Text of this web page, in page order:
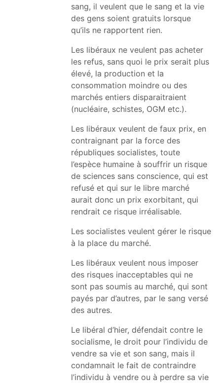
sang, il veulent que le sang et la vie
des gens soient gratuits lorsque
qu’ils ne rapportent rien.
Les libéraux ne veulent pas acheter
les refus, sans quoi le prix serait plus
élevé, la production et la
consommation moindre ou des
marchés entiers disparaitraient
(nucléaire, schistes, OGM etc.).
Les libéraux veulent de faux prix, en
contraignant par la force des
républiques socialistes, toute
l’espèce humaine à souffrir un risque
de sciences sans conscience, qui est
refusé et qui sur le libre marché
aurait donc un prix exorbitant, qui
rendrait ce risque irréalisable.
Les socialistes veulent gérer le risque
à la place du marché.
Les libéraux veulent nous imposer
des risques inacceptables qui ne
sont pas soumis au marché, qui sont
payés par d’autres, par le sang versé
des autres.
Le libéral d’hier, défendait contre le
socialisme, le droit pour l’individu de
vendre sa vie et son sang, mais il
condamnait le fait de contraindre
l’individu à vendre ou à perdre sa vie